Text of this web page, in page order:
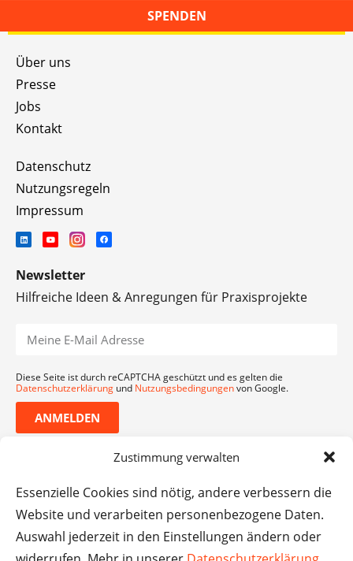
Zustimmung verwalten
Essenzielle Cookies sind nötig, andere verbessern die
Website und verarbeiten personenbezogene Daten.
Auswahl jederzeit in den Einstellungen ändern oder
SPENDEN
Über uns
Presse
Jobs
Kontakt
Datenschutz
Nutzungsregeln
Impressum
Newsletter
Hilfreiche Ideen & Anregungen für Praxisprojekte
Diese Seite ist durch reCAPTCHA geschützt und es gelten die
Datenschutzerklärung und Nutzungsbedingungenvon Google.
ANMELDEN